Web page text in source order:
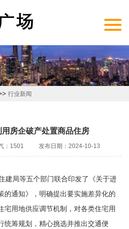
行业新闻
房企破产处置商品住房
：1501 发布日期：2024-10-13
建局等五个部门联合印发了《关于进
的通知》，明确提出要实施差异化的
宅用地供应调节机制，对各类住宅用
统筹规划，精心挑选并推出交通便